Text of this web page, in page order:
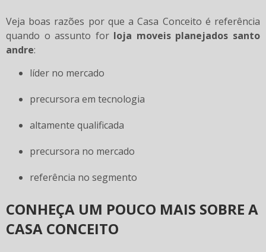
Veja boas razões por que a Casa Conceito é referência
quando o assunto for loja moveis planejados santo
andre:
líder no mercado
precursora em tecnologia
altamente qualificada
precursora no mercado
referência no segmento
CONHEÇA UM POUCO MAIS SOBRE A
CASA CONCEITO